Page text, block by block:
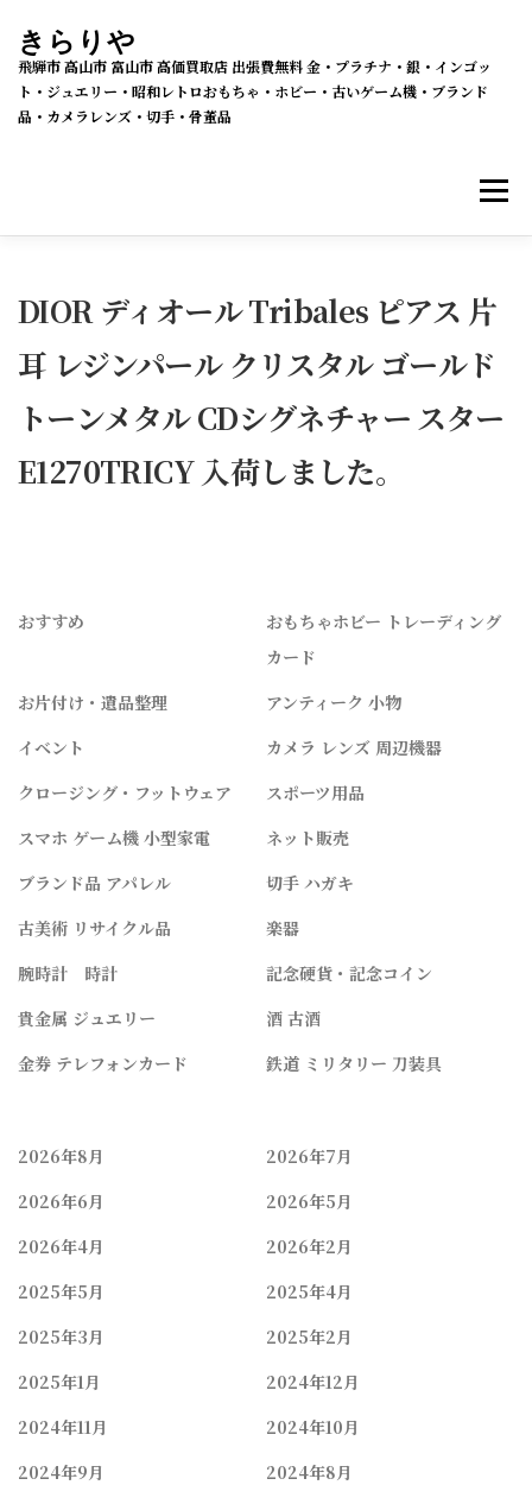
ン
ス
ッ
きらりや
飛騨市 高山市 富山市 高価買取店 出張費無料 金・プラチナ・銀・インゴッ
ト・ジュエリー・昭和レトロおもちゃ・ホビー・古いゲーム機・ブランド
品・カメラレンズ・切手・骨董品
メニ
メルカリSHOPS 公式ラクマ店 ヤフー2号店
買取の流れ 会社概要
DIOR ディオール Tribales ピアス 片
耳 レジンパール クリスタル ゴールド
トーンメタル CDシグネチャー スター
E1270TRICY 入荷しました。
おすすめ
おもちゃホビー トレーディング
カード
お片付け・遺品整理
アンティーク 小物
イベント
カメラ レンズ 周辺機器
クロージング・フットウェア
スポーツ用品
スマホ ゲーム機 小型家電
ネット販売
ブランド品 アパレル
切手 ハガキ
古美術 リサイクル品
楽器
腕時計 時計
記念硬貨・記念コイン
貴金属 ジュエリー
酒 古酒
金券 テレフォンカード
鉄道 ミリタリー 刀装具
2026年8月
2026年7月
2026年6月
2026年5月
2026年4月
2026年2月
2025年5月
2025年4月
2025年3月
2025年2月
2025年1月
2024年12月
2024年11月
2024年10月
2024年9月
2024年8月